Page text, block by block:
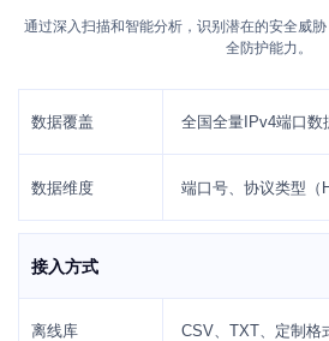
通过深入扫描和智能分析，识别潜在的安全威
全防护能力。
数据覆盖 全国全量IPv4端口数
数据维度 端口号、协议类型（
接入方式
离线库 CSV、TXT、定制格